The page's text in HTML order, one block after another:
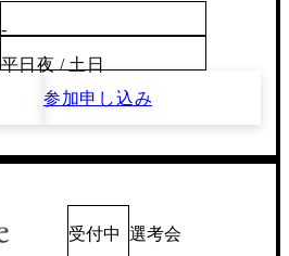
-
平日夜 / 土日
参加申し込み
受付中 選考会